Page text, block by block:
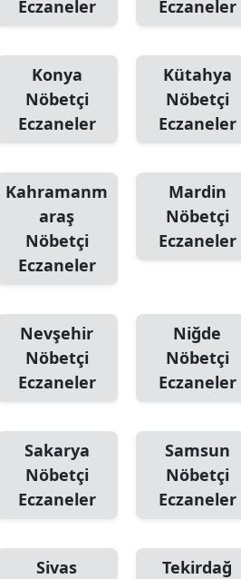
Eczaneler
Eczaneler
Konya
Nöbetçi
Eczaneler
Kütahya
Nöbetçi
Eczaneler
Kahramanm
araş
Nöbetçi
Eczaneler
Mardin
Nöbetçi
Eczaneler
Nevşehir
Nöbetçi
Eczaneler
Niğde
Nöbetçi
Eczaneler
Sakarya
Nöbetçi
Eczaneler
Samsun
Nöbetçi
Eczaneler
Sivas
Tekirdağ